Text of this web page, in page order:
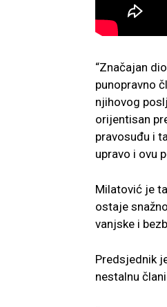
“Značajan
punopravno
njihovog
orijentisan
pravosuđu i
upravo i ovu
Milatović je
ostaje
vanjske i
Predsjednik
nestalnu